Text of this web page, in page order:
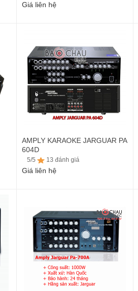
Giá liên hệ
AMPLY KARAOKE JARGUAR PA
604D
5/5 13 đánh giá
Giá liên hệ